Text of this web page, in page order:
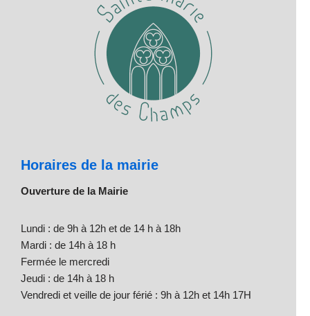
Horaires de la mairie
Ouverture de la Mairie
Lundi : de 9h à 12h et de 14 h à 18h
Mardi : de 14h à 18 h
Fermée le mercredi
Jeudi : de 14h à 18 h
Vendredi et veille de jour férié : 9h à 12h et 14h 17H